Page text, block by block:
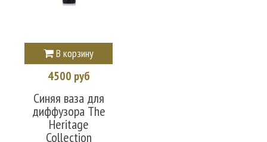
В корзину
4500 руб
Синяя ваза для
диффузора The
Heritage
Collection